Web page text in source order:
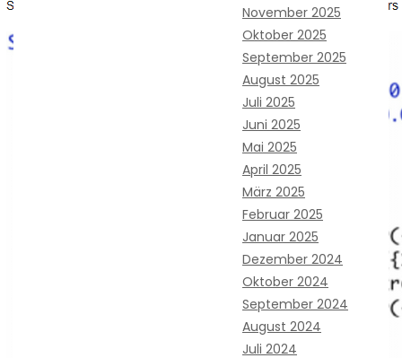
November 2025
Oktober 2025
September 2025
August 2025
Juli 2025
Juni 2025
Mai 2025
April 2025
März 2025
Februar 2025
Januar 2025
Dezember 2024
Oktober 2024
September 2024
August 2024
Juli 2024